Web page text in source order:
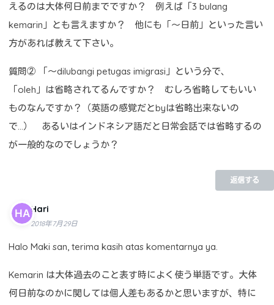
えるのは大体何日前までですか？ 例えば「3 bulang
kemarin」とも言えますか？ 他にも「～日前」といった言い
方があれば教えて下さい。
質問② 「～dilubangi petugas imigrasi」という分で、
「oleh」は省略されてるんですか？ むしろ省略してもいい
ものなんですか？（英語の感覚だとbyは省略出来ないの
で…） あるいはインドネシア語だと日常会話では省略するの
が一般的なのでしょうか？
返信する
Hari
2018年7月29日
Halo Maki san, terima kasih atas komentarnya ya.
Kemarin は大体過去のこと表す時によく使う単語です。大体
何日前なのかに関しては個人差もあるかと思いますが、特に